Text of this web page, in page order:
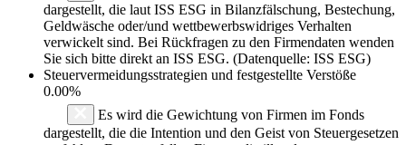
dargestellt, die laut ISS ESG in Bilanzfälschung, Bestechung,
Geldwäsche oder/und wettbewerbswidriges Verhalten
verwickelt sind. Bei Rückfragen zu den Firmendaten wenden
Sie sich bitte direkt an ISS ESG. (Datenquelle: ISS ESG)
Steuervermeidungsstrategien und festgestellte Verstöße
0.00%
Es wird die Gewichtung von Firmen im Fonds
dargestellt, die die Intention und den Geist von Steuergesetzen